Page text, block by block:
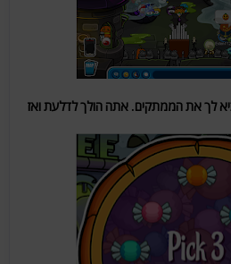
לך את הממתקים. אתה הולך לדלעת ואז